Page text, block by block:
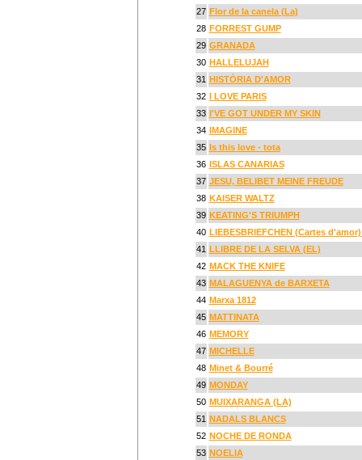
27 Flor de la canela (La)
28 FORREST GUMP
29 GRANADA
30 HALLELUJAH
31 HISTÒRIA D'AMOR
32 I LOVE PARIS
33 I'VE GOT UNDER MY SKIN
34 IMAGINE
35 Is this love - tota
36 ISLAS CANARIAS
37 JESU, BELIBET MEINE FREUDE
38 KAISER WALTZ
39 KEATING'S TRIUMPH
40 LIEBESBRIEFCHEN (Cartes d'amor)
41 LLIBRE DE LA SELVA (EL)
42 MACK THE KNIFE
43 MALAGUENYA de BARXETA
44 Marxa 1812
45 MATTINATA
46 MEMORY
47 MICHELLE
48 Minet & Bourré
49 MONDAY
50 MUIXARANGA (LA)
51 NADALS BLANCS
52 NOCHE DE RONDA
53 NOELIA